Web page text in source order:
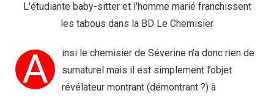
L'étudiante baby-sitter et l'homme marié franchissent
les tabous dans la BD Le Chemisier
A
insi le chemisier de Séverine n’a donc rien de
surnaturel mais il est simplement l’objet
révélateur montrant (démontrant ?) à